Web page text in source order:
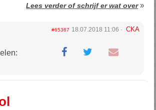
Lees verder of schrijf er wat over»
#65367 18.07.2018 11:06 CKA